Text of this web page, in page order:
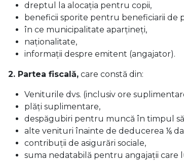
dreptul la alocația pentru copii,
beneficii sporite pentru beneficiarii de
în ce municipalitate aparțineți,
naţionalitate,
informații despre emitent (angajator).
2. Partea fiscală, care constă din:
Veniturile dvs. (inclusiv ore
plăți suplimentare,
despăgubiri pentru muncă în timpul
alte venituri înainte de deducerea ⅙
contribuții de asigurări sociale,
suma nedatabilă pentru angajații